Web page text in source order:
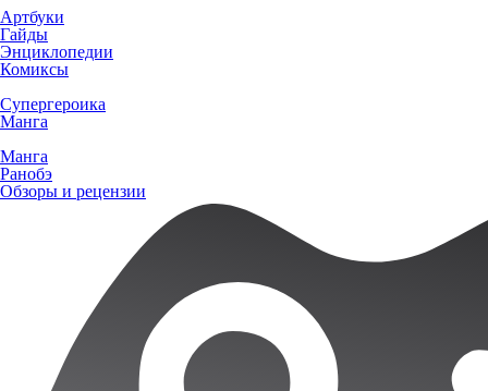
Артбуки
Гайды
Энциклопедии
Комиксы
Супергероика
Манга
Манга
Ранобэ
Обзоры и рецензии